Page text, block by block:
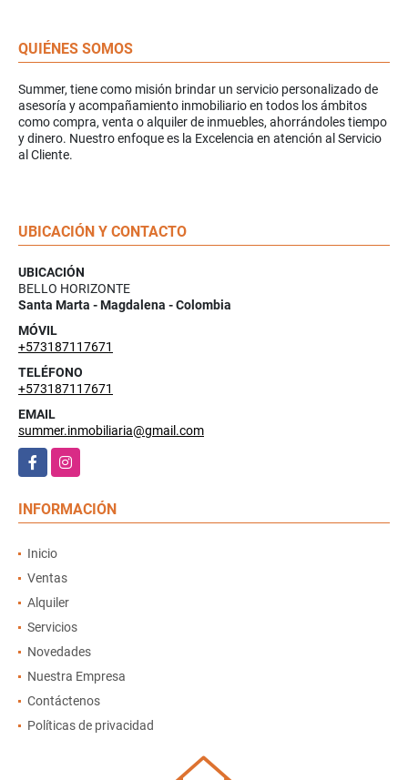
QUIÉNES SOMOS
Summer, tiene como misión brindar un servicio personalizado de
asesoría y acompañamiento inmobiliario en todos los ámbitos
como compra, venta o alquiler de inmuebles, ahorrándoles tiempo
y dinero. Nuestro enfoque es la Excelencia en atención al Servicio
al Cliente.
UBICACIÓN Y CONTACTO
UBICACIÓN
BELLO HORIZONTE
Santa Marta - Magdalena - Colombia
MÓVIL
+573187117671
TELÉFONO
+573187117671
EMAIL
summer.inmobiliaria@gmail.com
FacebookInstagram
INFORMACIÓN
Inicio
Ventas
Alquiler
Servicios
Novedades
Nuestra Empresa
Contáctenos
Políticas de privacidad